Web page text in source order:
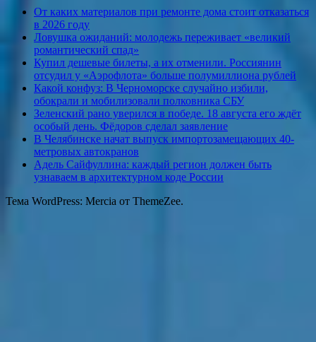
От каких материалов при ремонте дома стоит отказаться
в 2026 году
Ловушка ожиданий: молодежь переживает «великий
романтический спад»
Купил дешевые билеты, а их отменили. Россиянин
отсудил у «Аэрофлота» больше полумиллиона рублей
Какой конфуз: В Черноморске случайно избили,
обокрали и мобилизовали полковника СБУ
Зеленский рано уверился в победе. 18 августа его ждёт
особый день. Фёдоров сделал заявление
В Челябинске начат выпуск импортозамещающих 40-
метровых автокранов
Адель Сайфуллина: каждый регион должен быть
узнаваем в архитектурном коде России
Тема WordPress: Mercia от ThemeZee.